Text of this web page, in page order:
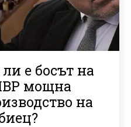
е босът на
мощна
на